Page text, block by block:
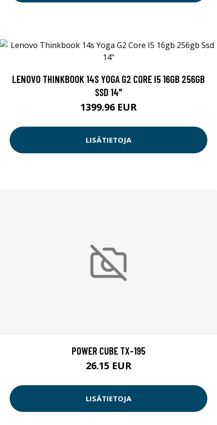
LENOVO THINKBOOK 14S YOGA G2 CORE I5 16GB 256GB
SSD 14"
1399.96 EUR
LISÄTIETOJA
POWER CUBE TX-195
26.15 EUR
LISÄTIETOJA